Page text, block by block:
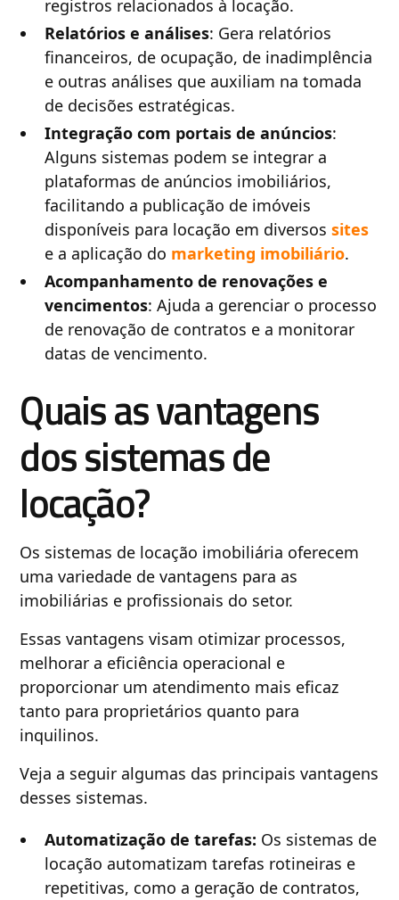
registros relacionados à locação.
Relatórios e análises: Gera relatórios
financeiros, de ocupação, de inadimplência
e outras análises que auxiliam na tomada
de decisões estratégicas.
Integração com portais de anúncios:
Alguns sistemas podem se integrar a
plataformas de anúncios imobiliários,
facilitando a publicação de imóveis
disponíveis para locação em diversossites
e a aplicação do marketing imobiliário.
Acompanhamento de renovações e
vencimentos: Ajuda a gerenciar o processo
de renovação de contratos e a monitorar
datas de vencimento.
Quais as vantagens
dos sistemas de
locação?
Os sistemas de locação imobiliária oferecem
uma variedade de vantagens para as
imobiliárias e profissionais do setor.
Essas vantagens visam otimizar processos,
melhorar a eficiência operacional e
proporcionar um atendimento mais eficaz
tanto para proprietários quanto para
inquilinos.
Veja a seguir algumas das principais vantagens
desses sistemas.
Automatização de tarefas: Os sistemas de
locação automatizam tarefas rotineiras e
repetitivas, como a geração de contratos,